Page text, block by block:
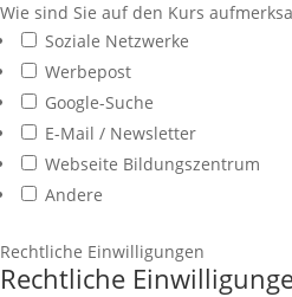
Wie sind Sie auf den Kurs
Soziale Netzwerke
Werbepost
Google-Suche
E-Mail / Newsletter
Webseite Bildungszentrum
Andere
Rechtliche Einwilligungen
Rechtliche